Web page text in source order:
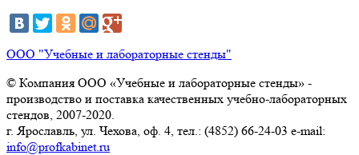
ООО "Учебные и лабораторные стенды"
© Компания ООО «Учебные и лабораторные стенды» -
производство и поставка качественных учебно-лабораторных
стендов, 2007-2020.
г. Ярославль, ул. Чехова, оф. 4, тел.: (4852) 66-24-03 e-mail:
info@profkabinet.ru